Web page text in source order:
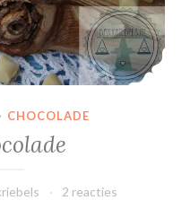
CHOCOLADE
2 reacties